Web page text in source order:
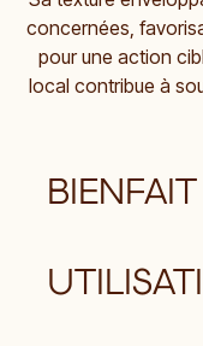
concernées,
pour une action
local contribue à
BIENFAIT